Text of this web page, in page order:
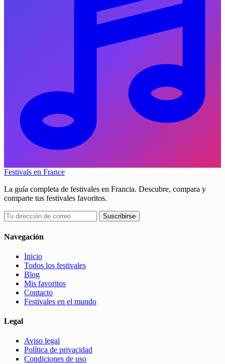
Festivals en France
La guía completa de festivales en Francia. Descubre, compara y
comparte tus festivales favoritos.
Suscribirse
Navegación
Inicio
Todos los festivales
Blog
Mis favoritos
Contacto
Festivales en el mundo
Legal
Aviso legal
Política de privacidad
Condiciones de uso